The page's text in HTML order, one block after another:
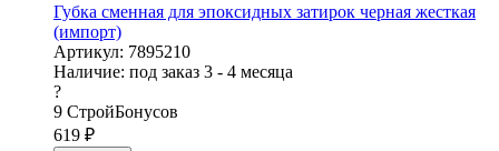
Губка сменная для эпоксидных затирок черная жесткая
(импорт)
Артикул: 7895210
Наличие: под заказ 3 - 4 месяца
?
9 СтройБонусов
619 ₽